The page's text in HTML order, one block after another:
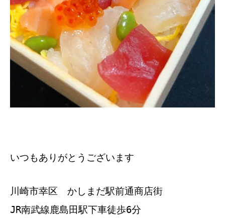
いつもありがとうございます
川崎市幸区 かしまだ駅前通商店街
JR南武線鹿島田駅下車徒歩6分